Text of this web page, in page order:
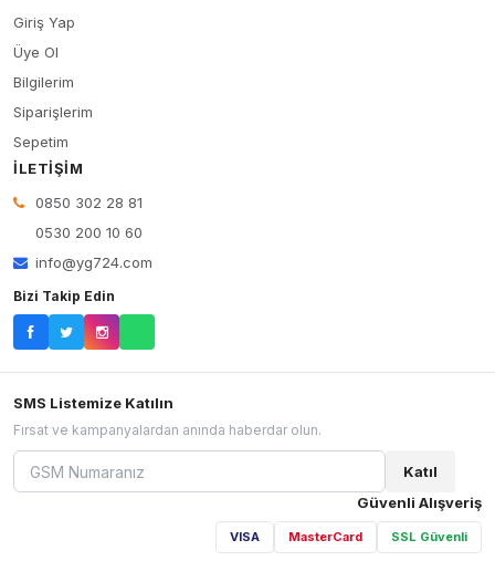
Giriş Yap
Üye Ol
Bilgilerim
Siparişlerim
Sepetim
İLETIŞIM
0850 302 28 81
0530 200 10 60
info@yg724.com
Bizi Takip Edin
SMS Listemize Katılın
Fırsat ve kampanyalardan anında haberdar olun.
Katıl
Güvenli Alışveriş
VISA MasterCard SSL Güvenli